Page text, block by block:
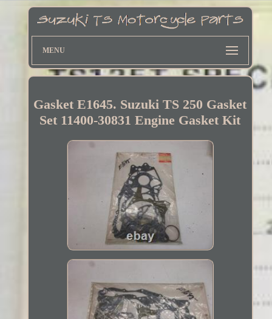
MENU
Gasket E1645. Suzuki TS 250 Gasket
Set 11400-30831 Engine Gasket Kit